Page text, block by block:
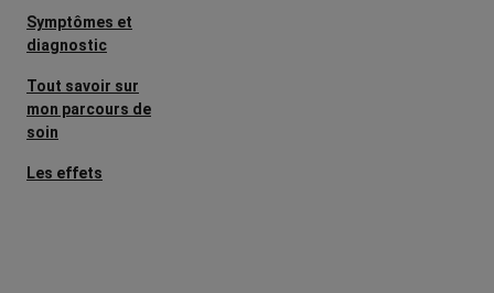
Symptômes et
diagnostic
Tout savoir sur
mon parcours de
soin
Les effets